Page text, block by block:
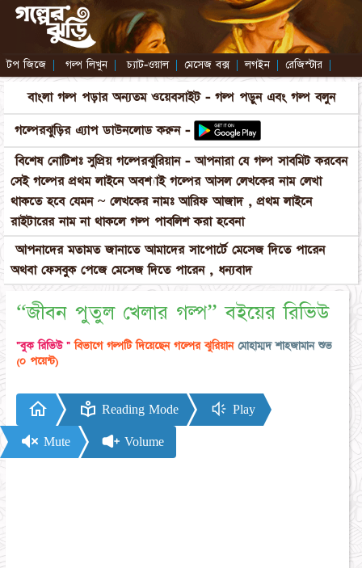
টপ জিজে | গল্প লিখুন | চ্যাট-ওয়াল | মেসেজ বক্স | লগইন | রেজিস্টার |
বাংলা গল্প পড়ার অন্যতম ওয়েবসাইট - গল্প পড়ুন এবং গল্প বলুন
গল্পেরঝুড়ির এ্যাপ ডাউনলোড করুন -
বিশেষ নোটিশঃ সুপ্রিয় গল্পেরঝুরিয়ান - আপনারা যে গল্প সাবমিট করবেন
সেই গল্পের প্রথম লাইনে অবশ্যাই গল্পের আসল লেখকের নাম লেখা
থাকতে হবে যেমন ~ লেখকের নামঃ আরিফ আজাদ , প্রথম লাইনে
রাইটারের নাম না থাকলে গল্প পাবলিশ করা হবেনা
আপনাদের মতামত জানাতে আমাদের সাপোর্টে মেসেজ দিতে পারেন
অথবা ফেসবুক পেজে মেসেজ দিতে পারেন , ধন্যবাদ
“জীবন পুতুল খেলার গল্প” বইয়ের রিভিউ
"বুক রিভিউ " বিভাগে গল্পটি দিয়েছেন গল্পের ঝুরিয়ান মোহাম্মদ শাহজামান শুভ
(০ পয়েন্ট)
Reading Mode Play
Mute Volume